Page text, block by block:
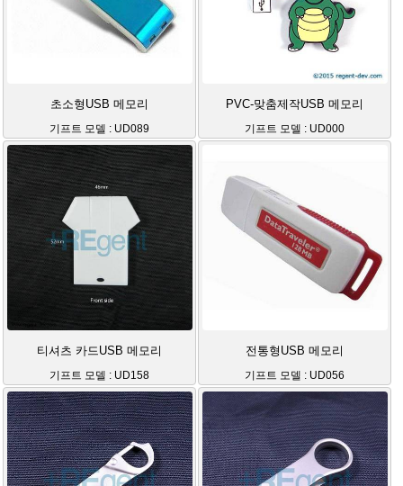
초소형USB 메모리
기프트 모델 : UD089
PVC-맞춤제작USB 메모리
기프트 모델 : UD000
티셔츠 카드USB 메모리
기프트 모델 : UD158
전통형USB 메모리
기프트 모델 : UD056